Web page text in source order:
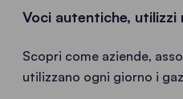
Voci autentiche,
Scopri come aziende,
utilizzano ogni giorno i